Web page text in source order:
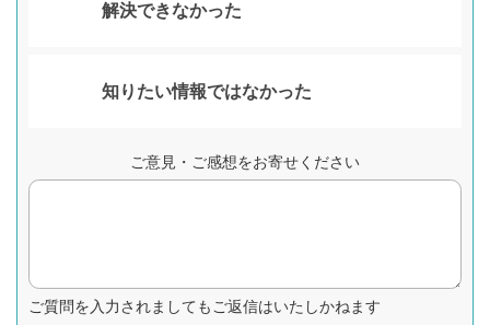
解決できなかった
知りたい情報ではなかった
ご意見・ご感想をお寄せください
ご質問を入力されましてもご返信はいたしかねます